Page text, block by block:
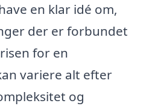
en klar idé om,
der er forbundet
for en
variere alt efter
og